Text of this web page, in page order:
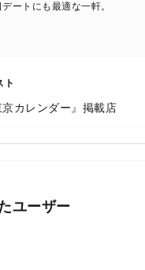
ートにも最適な一軒。
ト
京カレンダー』掲載店
ユーザー